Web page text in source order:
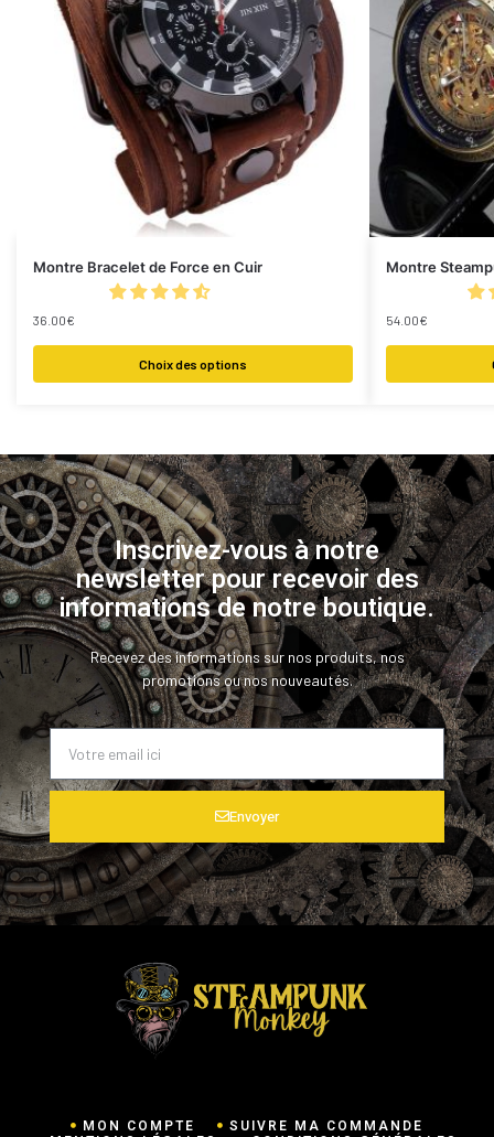
Montre Bracelet de Force en Cuir
36.00€
Choix des options
Montre
54.00€
Inscrivez-vous à notre
newsletter pour recevoir des
informations de notre boutique.
Recevez des informations sur nos produits, nos
promotions ou nos nouveautés.
Envoyer
MON COMPTE SUIVRE MA COMMANDE